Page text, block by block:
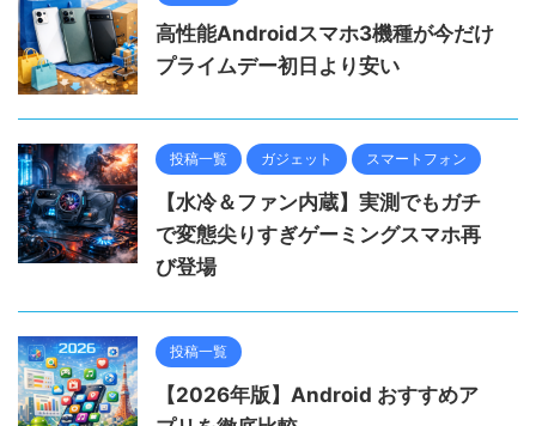
高性能Androidスマホ3機種が今だけ
プライムデー初日より安い
投稿一覧 ガジェット スマートフォン
【水冷＆ファン内蔵】実測でもガチ
で変態尖りすぎゲーミングスマホ再
び登場
投稿一覧
【2026年版】Android おすすめア